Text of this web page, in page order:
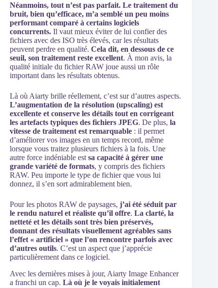
Néanmoins, tout n’est pas parfait. Le traitement du
bruit, bien qu’efficace, m’a semblé un peu moins
performant comparé à certains logiciels
concurrents. Il vaut mieux éviter de lui confier des
fichiers avec des ISO très élevés, car les résultats
peuvent perdre en qualité. Cela dit, en dessous de ce
seuil, son traitement reste excellent. À mon avis, la
qualité initiale du fichier RAW joue aussi un rôle
important dans les résultats obtenus.
Là où Aiarty brille réellement, c’est sur d’autres aspects.
L’augmentation de la résolution (upscaling) est
excellente et conserve les détails tout en corrigeant
les artefacts typiques des fichiers JPEG. De plus, la
vitesse de traitement est remarquable : il permet
d’améliorer vos images en un temps record, même
lorsque vous traitez plusieurs fichiers à la fois. Une
autre force indéniable est sa capacité à gérer une
grande variété de formats, y compris des fichiers
RAW. Peu importe le type de fichier que vous lui
donnez, il s’en sort admirablement bien.
Pour les photos RAW de paysages, j’ai été séduit par
le rendu naturel et réaliste qu’il offre. La clarté, la
netteté et les détails sont très bien préservés,
donnant des résultats visuellement agréables sans
l’effet « artificiel » que l’on rencontre parfois avec
d’autres outils. C’est un aspect que j’apprécie
particulièrement dans ce logiciel.
Avec les dernières mises à jour, Aiarty Image Enhancer
a franchi un cap. Là où je le voyais initialement